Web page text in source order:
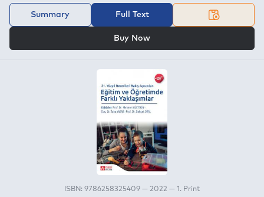
Summary Full Text
Buy Now
ISBN: 9786258325409 — 2022 — 1. Print